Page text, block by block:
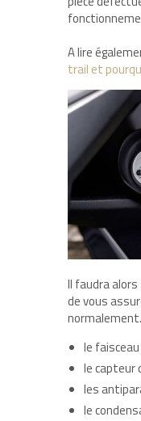
A lire
trail et
Il faudra alors
de vous
normalement.
le faisceau
le capteur
les
le